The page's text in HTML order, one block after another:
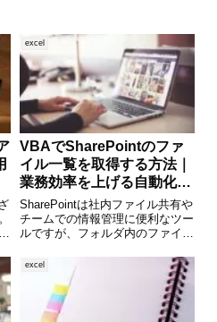
excel
VBAでSharePointのファ
イル一覧を取得する方法｜
業務効率を上げる自動化ス
クリプト
SharePointは社内ファイル共有や
チームでの情報管理に便利なツー
ルですが、フォルダ内のファイル
と手間がかかります。特に大量の
ファイルが存在する場合、一つひ
とつ確認するのは非効率です。そ
んな時に役立つのが、
excel